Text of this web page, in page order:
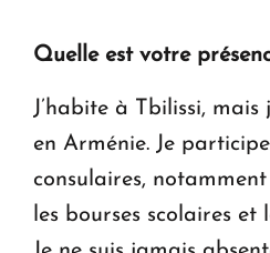
Quelle est votre
J’habite à Tbilissi, mais
en Arménie. Je
consulaires,
les bourses scolaires et